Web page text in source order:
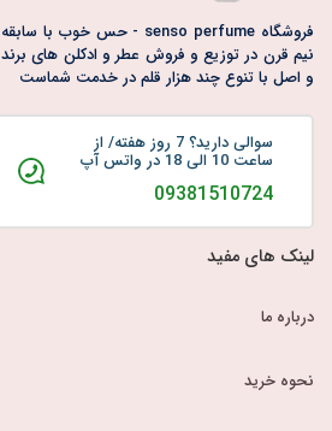
فروشگاه senso perfume - حس خوب با سابقه
نیم قرن در توزیع و فروش عطر و ادکلن های برند
و اصل با تنوع چند هزار قلم در خدمت شماست
سوالی دارید؟ 7 روز هفته/ از
ساعت 10 الی 18 در واتس آپ
09381510724
لینک های مفید
درباره ما
نحوه خرید